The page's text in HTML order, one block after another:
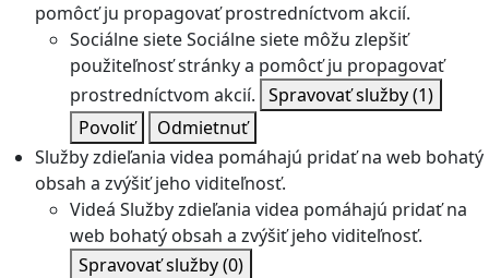
pomôcť ju propagovať prostredníctvom akcií.
Sociálne sieteSociálne siete môžu zlepšiť
použiteľnosť stránky a pomôcť ju propagovať
prostredníctvom akcií. Spravovať služby(1)
Povoliť
Odmietnuť
Služby zdieľania videa pomáhajú pridať na web bohatý
obsah a zvýšiť jeho viditeľnosť.
Videá Služby zdieľania videa pomáhajú pridať na
web bohatý obsah a zvýšiť jeho viditeľnosť.
Spravovať služby(0)